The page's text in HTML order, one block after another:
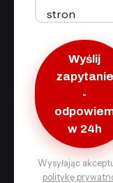
Wyślij
zapytanie
-
w 24h
Wysyłając
politykę